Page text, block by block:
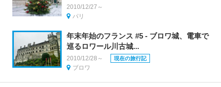
2010/12/27～
パリ
年末年始のフランス #5 - ブロワ城、電車で
巡るロワール川古城...
2010/12/28～ 現在の旅行記
ブロワ